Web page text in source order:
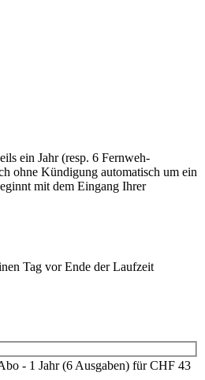
ein Jahr (resp. 6 Fernweh-
ohne Kündigung automatisch um ein
mit dem Eingang Ihrer
Tag vor Ende der Laufzeit
- 1 Jahr (6 Ausgaben) für CHF 43